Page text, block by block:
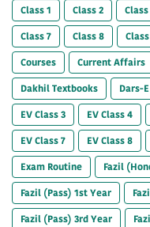
Class 1
Class 2 Class
Class 7
Class 8
Courses
Current Affairs
Dakhil Textbooks
Dars-
EV Class 3
EV Class 4
EV Class 7
EV Class 8
Exam Routine
Fazil
Fazil (Pass) 1st Year
Fazil (Pass) 3rd Year